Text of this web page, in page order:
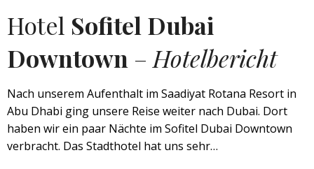
Hotel Sofitel Dubai
Downtown – Hotelbericht
Nach unserem Aufenthalt im Saadiyat Rotana Resort in
Abu Dhabi ging unsere Reise weiter nach Dubai. Dort
haben wir ein paar Nächte im Sofitel Dubai Downtown
verbracht. Das Stadthotel hat uns sehr…